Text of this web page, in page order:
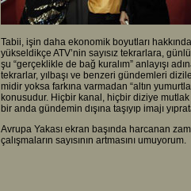
Tabii, işin daha ekonomik boyutları
yükseldikçe ATV’nin sayısız tekrarlara,
şu “gerçeklikle de bağ kuralım” anlayışı
tekrarlar, yılbaşı ve benzeri gündemleri
midir yoksa farkına varmadan “altın
konusudur. Hiçbir kanal, hiçbir diziye mutlak
bir anda gündemin dışına taşıyıp imajı
Avrupa Yakası ekran başında harcanan
çalışmaların sayısının artmasını umuyorum.